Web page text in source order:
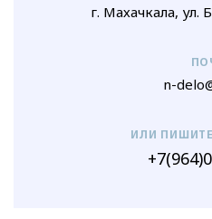
г. Махачкала, ул.
n-
ИЛИ ПИШИТЕ